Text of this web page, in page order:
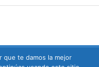
que te damos la mejor